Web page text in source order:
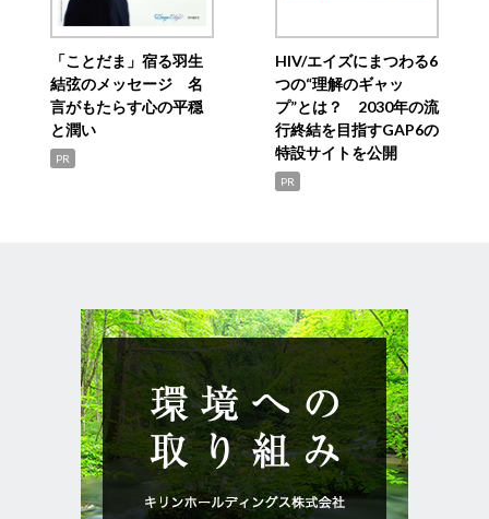
「ことだま」宿る羽生
結弦のメッセージ 名
言がもたらす心の平穏
と潤い
PR
HIV/エイズにまつわる6
つの“理解のギャッ
プ”とは？ 2030年の流
行終結を目指すGAP6の
特設サイトを公開
PR